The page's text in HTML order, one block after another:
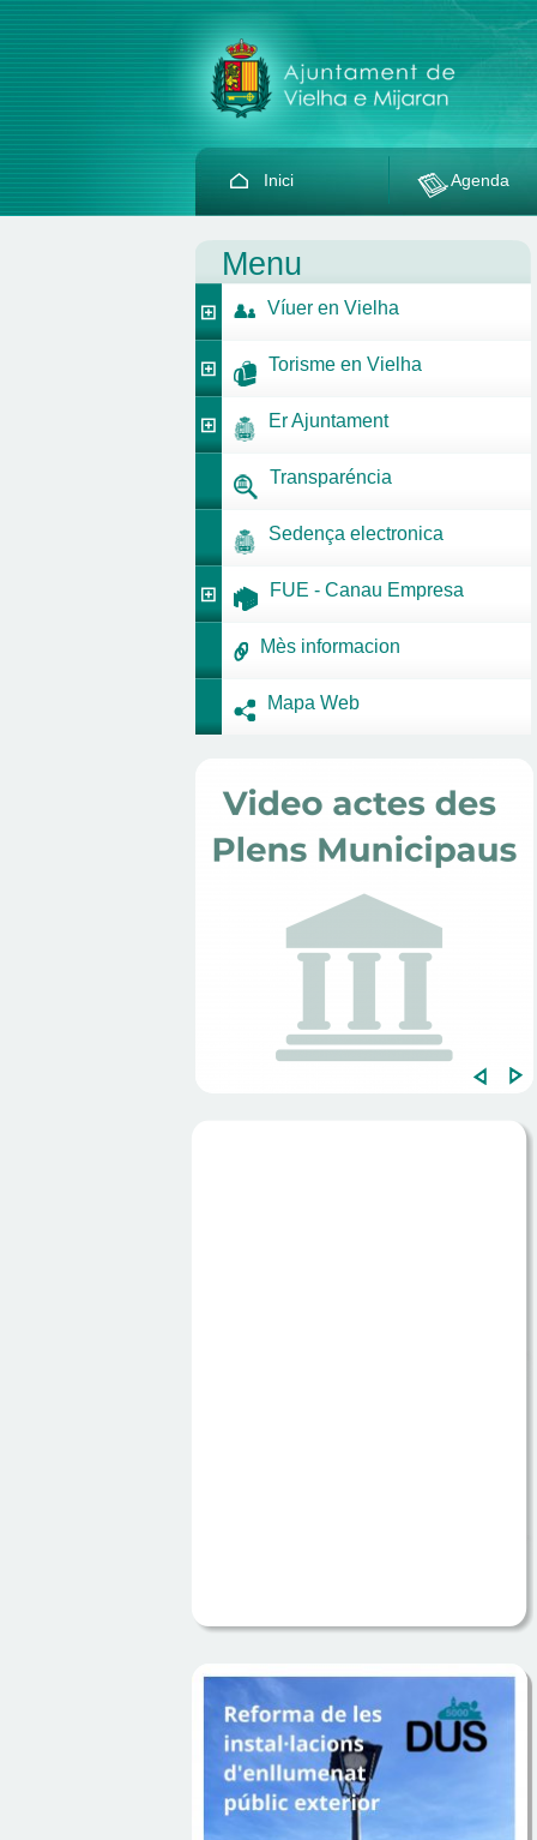
Inici Agenda
Menu
Víuer en Vielha
Torisme en Vielha
Er Ajuntament
Transparéncia
Sedença electronica
FUE - Canau Empresa
Mès informacion
Mapa Web